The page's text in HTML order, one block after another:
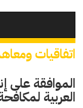
اتفاقيات
الموافقة على
العربية